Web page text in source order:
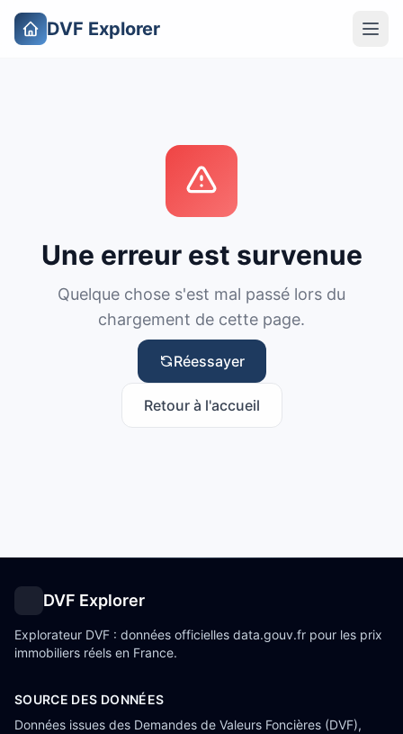
DVF Explorer
Une erreur est survenue
Quelque chose s'est mal passé lors du
chargement de cette page.
Réessayer
Retour à l'accueil
DVF Explorer
Explorateur DVF : données officielles data.gouv.fr pour les prix
immobiliers réels en France.
SOURCE DES DONNÉES
Données issues des Demandes de Valeurs Foncières (DVF),